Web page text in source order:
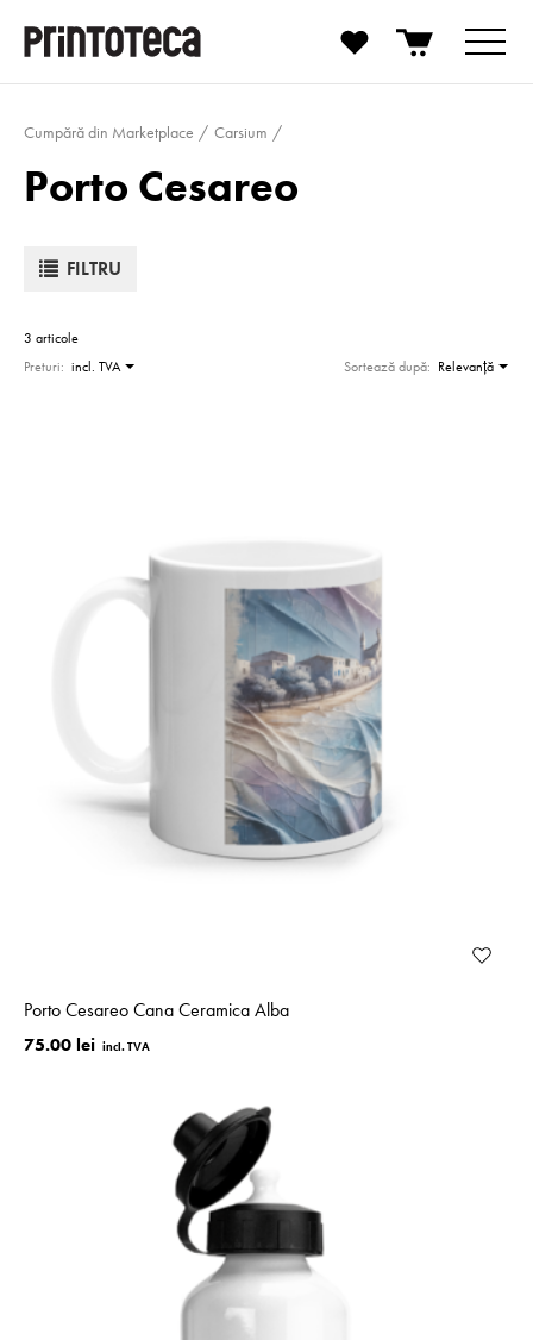
Cumpără din Marketplace Carsium
Porto Cesareo
FILTRU
3 articole
Preturi: incl. TVA Sortează după: Relevanţă
Porto Cesareo Cana Ceramica Alba
75.00 lei